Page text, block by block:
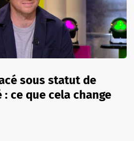
sous statut de
ce que cela change